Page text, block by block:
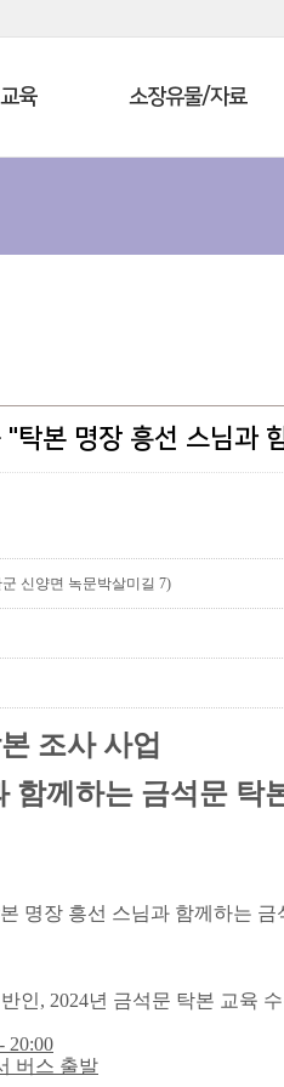
교육 소장유물/자료
본 명장 흥선 스님과
신양면 녹문박살미길 7)
사 사업
께하는 금석문 탁
명장 흥선 스님과 함께하는
인, 2024년 금석문 탁본 교육
20:00
버스 출발